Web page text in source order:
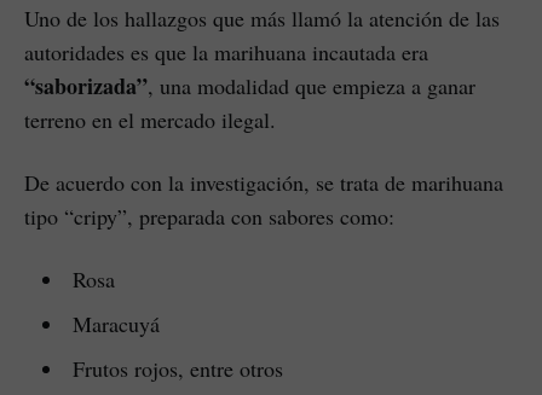
Uno de los hallazgos que más llamó la atención de las
autoridades es que la marihuana incautada era
“saborizada”, una modalidad que empieza a ganar
terreno en el mercado ilegal.
De acuerdo con la investigación, se trata de marihuana
tipo “cripy”, preparada con sabores como:
Rosa
Maracuyá
Frutos rojos, entre otros